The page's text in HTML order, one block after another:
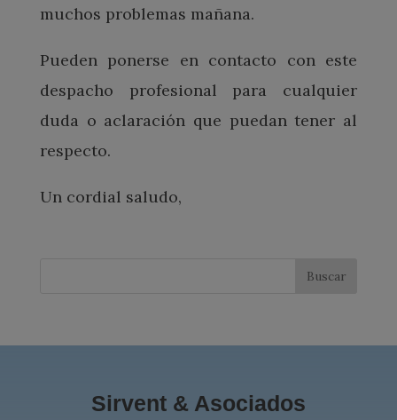
muchos problemas mañana.
Pueden ponerse en contacto con este
despacho profesional para cualquier
duda o aclaración que puedan tener al
respecto.
Un cordial saludo,
Sirvent & Asociados